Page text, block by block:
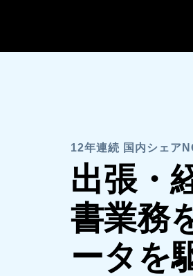
12年連続 国内シェア
出張・
書業務
ータを